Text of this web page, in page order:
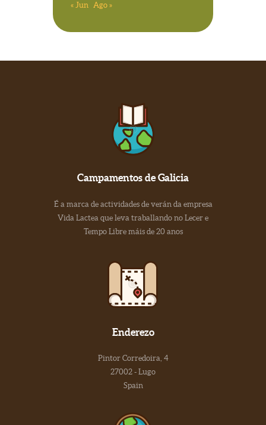
« Jun Ago »
Campamentos de Galicia
É a marca de actividades de verán da empresa
Vida Lactea que leva traballando no Lecer e
Tempo Libre máis de 20 anos
Enderezo
Pintor Corredoira, 4
27002 - Lugo
Spain